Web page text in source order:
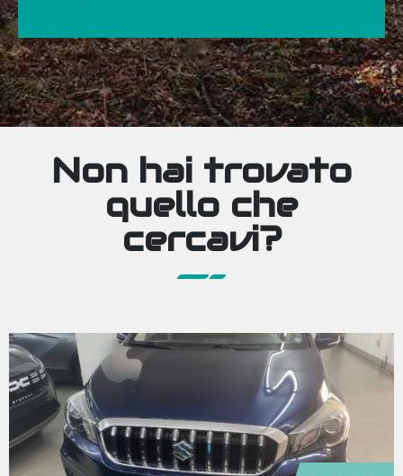
Non hai trovato
quello che
cercavi?